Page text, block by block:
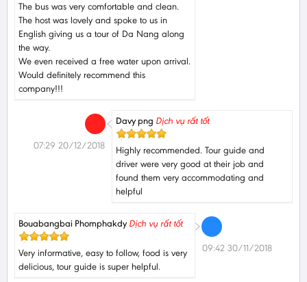
The bus was very comfortable and clean.
The host was lovely and spoke to us in
English giving us a tour of Da Nang along
the way.
We even received a free water upon arrival.
Would definitely recommend this
company!!!
Davy png Dịch vụ rất tốt
Highly recommended. Tour guide and
driver were very good at their job and
found them very accommodating and
helpful
07:29 20/12/2018
Bouabangbai Phomphakdy Dịch vụ rất tốt
Very informative, easy to follow, food is very
delicious, tour guide is super helpful.
09:42 30/11/2018